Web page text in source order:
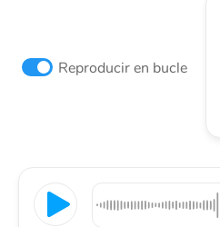
Reproducir en bucle